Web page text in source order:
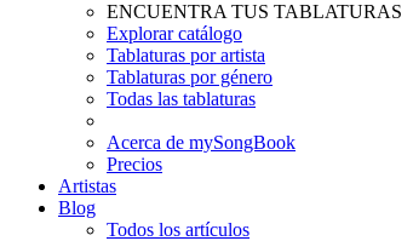
ENCUENTRA TUS TABLATURAS
Explorar catálogo
Tablaturas por artista
Tablaturas por género
Todas las tablaturas
Acerca de mySongBook
Precios
Artistas
Blog
Todos los artículos